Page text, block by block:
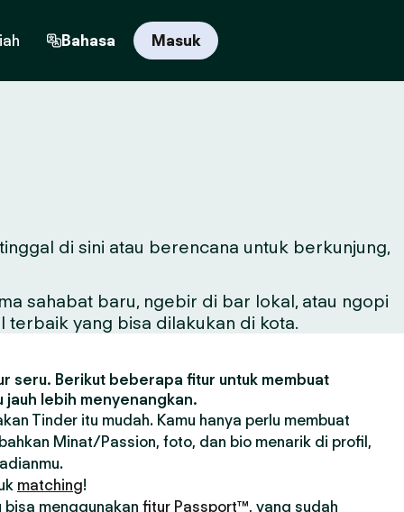
Bahasa Masuk
di sini atau berencana untuk berkunjung,
sahabat baru, ngebir di bar lokal, atau ngopi
terbaik yang bisa dilakukan di kota.
seru. Berikut beberapa fitur untuk membuat
jauh lebih menyenangkan.
Tinder itu mudah. Kamu hanya perlu membuat
Minat/Passion, foto, dan bio menarik di profil,
matching!
bisa menggunakan fitur Passport™, yang sudah